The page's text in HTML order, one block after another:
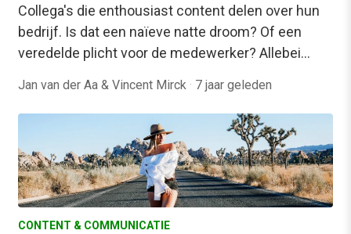
Collega's die enthousiast content delen over hun
bedrijf. Is dat een naïeve natte droom? Of een
veredelde plicht voor de medewerker? Allebei…
Jan van der Aa & Vincent Mirck · 7 jaar geleden
CONTENT & COMMUNICATIE